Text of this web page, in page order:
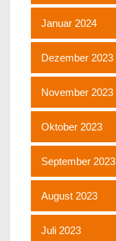
Januar 2024
Dezember 2023
November 2023
Oktober 2023
September 2023
August 2023
Juli 2023